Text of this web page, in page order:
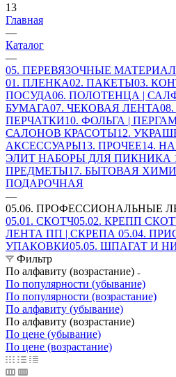
13
Главная
—
Каталог
—
05. ПЕРЕВЯЗОЧНЫЕ
01. ПЛЕНКА02. ПАКЕТЫ03.
ПОСУДА06. ПОЛОТЕНЦА |
БУМАГА07. ЧЕКОВАЯ ЛЕНТА
ПЕРЧАТКИ10. ФОЛЬГА |
САЛОНОВ КРАСОТЫ12.
АКСЕССУАРЫ13. ПРОЧЕЕ14.
ЭЛИТ НАБОРЫ ДЛЯ ПИКНИКА
ПРЕДМЕТЫ17. БЫТОВАЯ
ПОДАРОЧНАЯ
—
05.06. ПРОФЕССИОНАЛЬНЫЕ
05.01. СКОТЧ05.02. КРЕПП
ЛЕНТА ПП | СКРЕПА 05.04.
УПАКОВКИ05.05. ШПАГАТ И
Фильтр
По алфавиту (возрастание)
По популярности (убывание)
По популярности (возрастание)
По алфавиту (убывание)
По алфавиту (возрастание)
По цене (убывание)
По цене (возрастание)